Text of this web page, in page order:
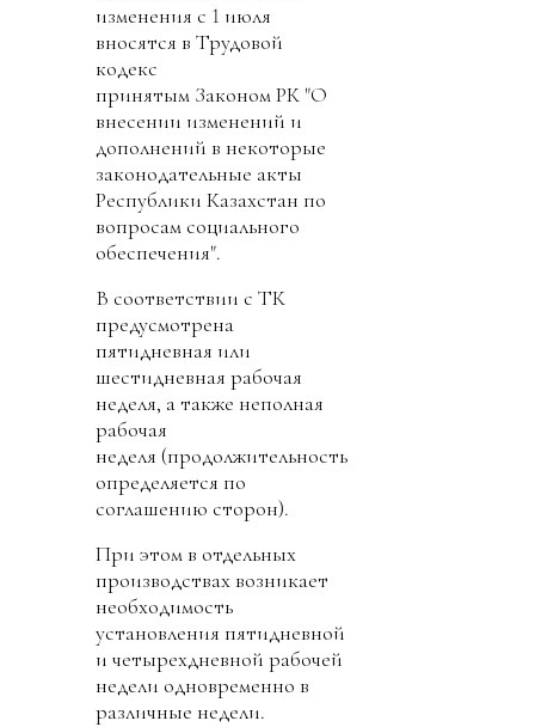
изменения с 1 июля
вносятся в Трудовой
кодекс
принятым Законом РК "О
внесении изменений и
дополнений в некоторые
законодательные акты
Республики Казахстан по
вопросам социального
обеспечения".
В соответствии с ТК
предусмотрена
пятидневная или
шестидневная рабочая
неделя, а также неполная
рабочая
неделя (продолжительность
определяется по
соглашению сторон).
При этом в отдельных
производствах возникает
необходимость
установления пятидневной
и четырехдневной рабочей
недели одновременно в
различные недели.